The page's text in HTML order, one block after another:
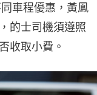
車程優惠，黃鳳
的士司機須遵照
收取小費。